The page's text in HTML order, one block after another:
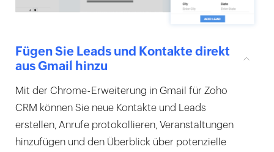
Fügen Sie Leads und Kontakte direkt
aus Gmail hinzu
Mit der Chrome-Erweiterung in Gmail für Zoho
CRM können Sie neue Kontakte und Leads
erstellen, Anrufe protokollieren, Veranstaltungen
hinzufügen und den Überblick über potenzielle